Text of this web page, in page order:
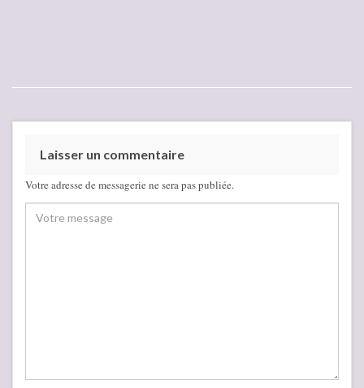
Laisser un commentaire
Votre adresse de messagerie ne sera pas publiée.